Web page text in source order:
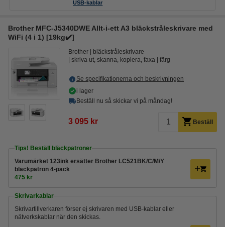
USB-kablar
Brother MFC-J5340DWE Allt-i-ett A3 bläckstråleskrivare med
WiFi (4 i 1) [19kg✔️]
Brother
bläckstråleskrivare
skriva ut, skanna, kopiera, faxa
färg
Se specifikationerna och beskrivningen
i lager
Beställ nu så skickar vi på måndag!
3 095 kr Beställ
Tips! Beställ bläckpatroner
Varumärket 123ink ersätter Brother LC521BK/C/M/Y
bläckpatron 4-pack
475 kr
Skrivarkablar
Skrivartillverkaren förser ej skrivaren med USB-kablar eller
nätverkskablar när den skickas.